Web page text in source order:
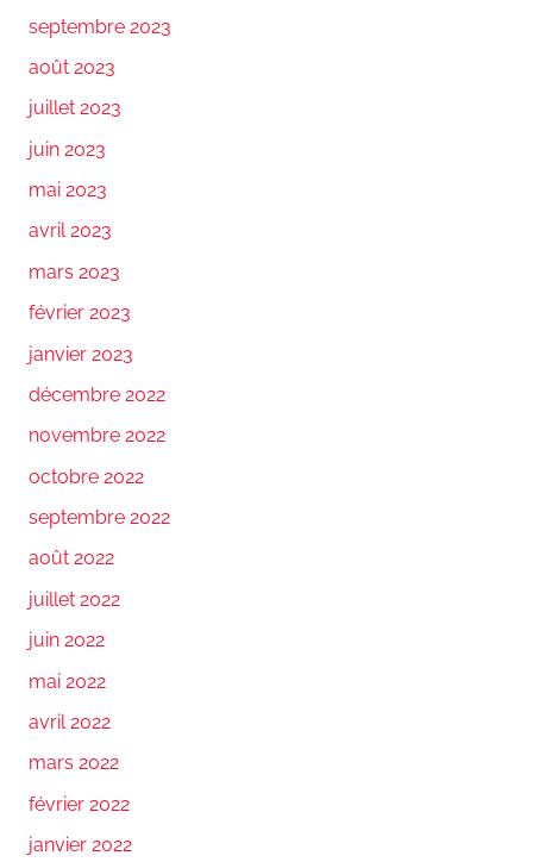
septembre 2023
août 2023
juillet 2023
juin 2023
mai 2023
avril 2023
mars 2023
février 2023
janvier 2023
décembre 2022
novembre 2022
octobre 2022
septembre 2022
août 2022
juillet 2022
juin 2022
mai 2022
avril 2022
mars 2022
février 2022
janvier 2022